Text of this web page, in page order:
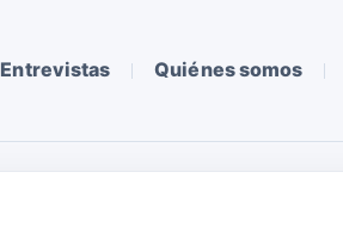
Entrevistas Quiénes somos